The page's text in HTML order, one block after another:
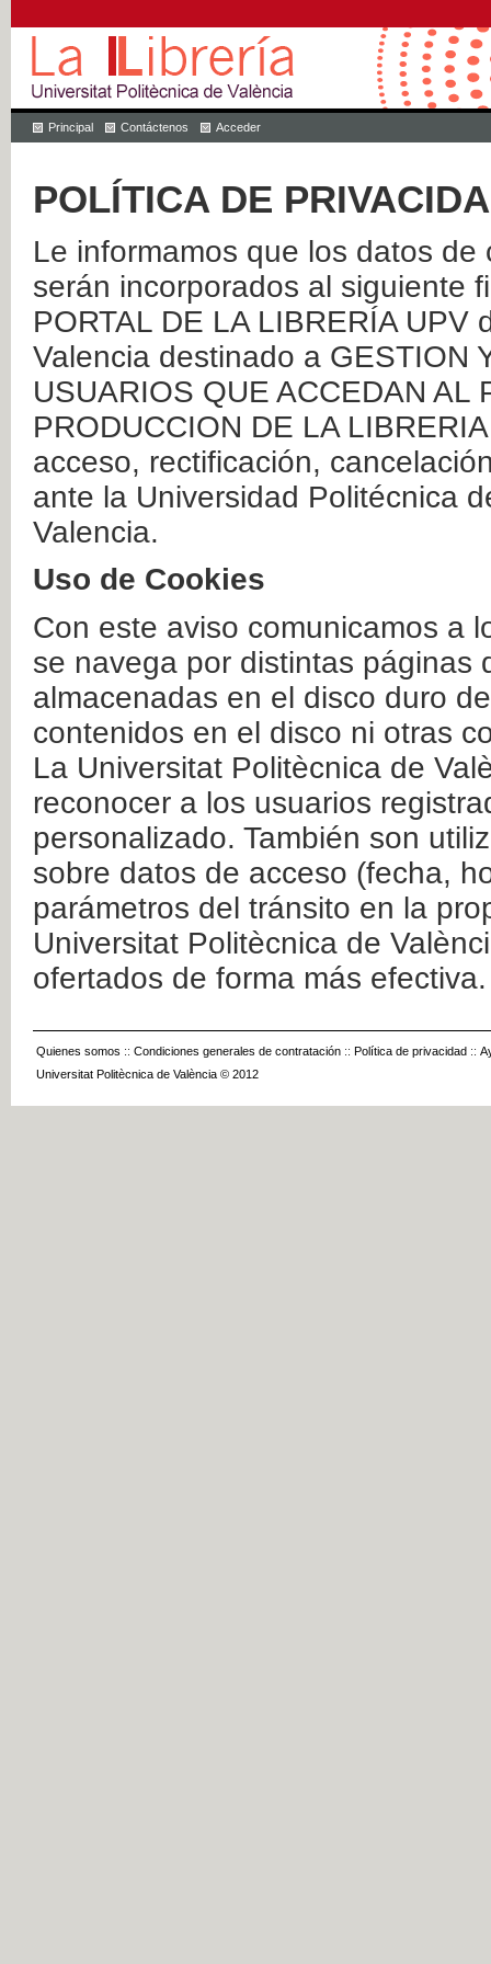
Principal Contáctenos Acceder
POLÍTICA DE
Le informamos que los datos
serán incorporados al siguiente
PORTAL DE LA LIBRERÍA
Valencia destinado a GESTION
USUARIOS QUE ACCEDAN AL
PRODUCCION DE LA
acceso, rectificación,
ante la Universidad Politécnica
Valencia.
Uso de Cookies
Con este aviso comunicamos a
se navega por distintas páginas
almacenadas en el disco duro
contenidos en el disco ni otras
La Universitat Politècnica de
reconocer a los usuarios
personalizado. También son
sobre datos de acceso (fecha,
parámetros del tránsito en la
Universitat Politècnica de
ofertados de forma más efectiva.
Quienes somos :: Condiciones generales de contratación :: Política de privacidad ::
Universitat Politècnica de València © 2012